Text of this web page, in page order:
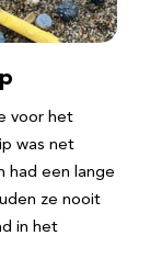
voor het
was net
had een lange
ze nooit
in het